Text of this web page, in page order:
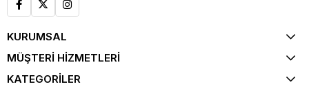
KURUMSAL
MÜŞTERİ HİZMETLERİ
KATEGORİLER